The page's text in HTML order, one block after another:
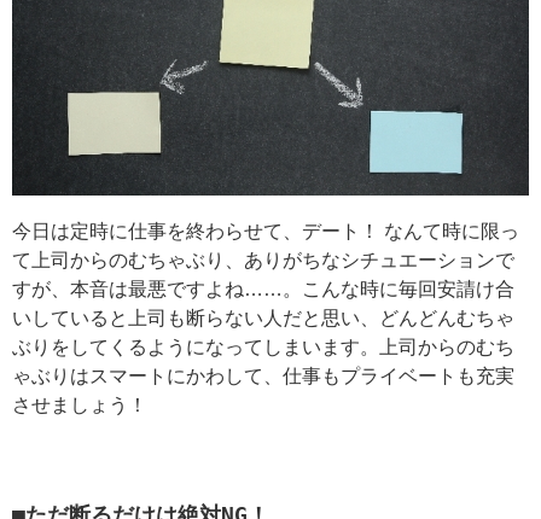
今日は定時に仕事を終わらせて、デート！ なんて時に限っ
て上司からのむちゃぶり、ありがちなシチュエーションで
すが、本音は最悪ですよね……。こんな時に毎回安請け合
いしていると上司も断らない人だと思い、どんどんむちゃ
ぶりをしてくるようになってしまいます。上司からのむち
ゃぶりはスマートにかわして、仕事もプライベートも充実
させましょう！